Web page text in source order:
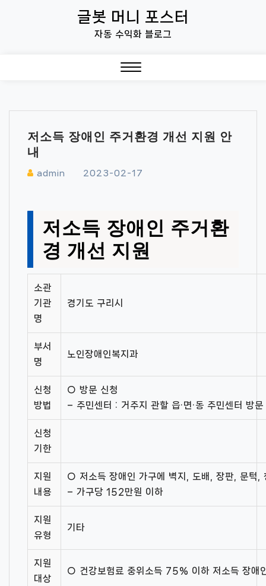
글봇 머니 포스터
자동 수익화 블로그
저소득 장애인 주거환경 개선 지원 안
내
admin 2023-02-17
저소득 장애인 주거환
경 개선 지원
소관
기관
명
경기도 구리시
부서
명
노인장애인복지과
신청
방법
○ 방문 신청
– 주민센터 : 거주지 관할 읍·면·동 주민센터 방문
신청
기한
지원
내용
○ 저소득 장애인 가구에 벽지, 도배, 장판, 문턱,
– 가구당 152만원 이하
지원
유형
기타
지원
대상
○ 건강보험료 중위소득 75% 이하 저소득 장애